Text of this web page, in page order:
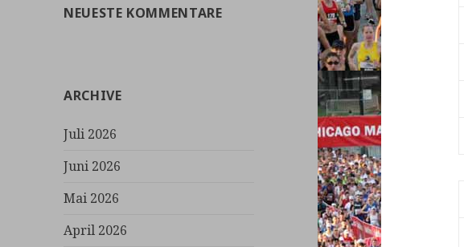
NEUESTE KOMMENTARE
ARCHIVE
Juli 2026
Juni 2026
Mai 2026
April 2026